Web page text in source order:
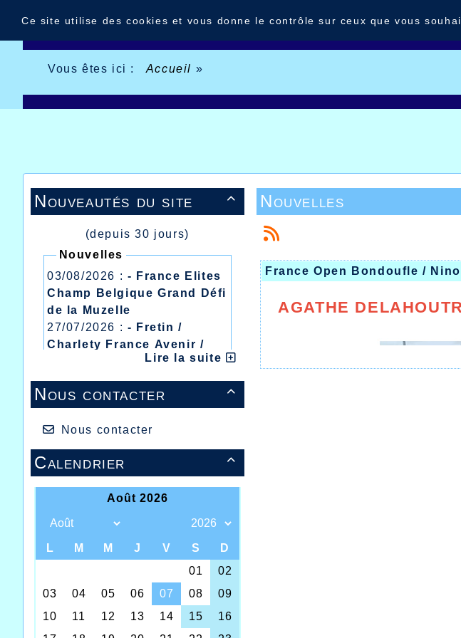
Vous êtes ici : Accueil »

Nouveautés du site
(depuis 30 jours)
Nouvelles
03/08/2026 : - France Elites
Champ Belgique Grand Défi
de la Muzelle
27/07/2026 : - Fretin /
Charlety France Avenir /
Heusden Zolder
20/07/2026 :- Courtrai /
Mont des Cats
Meeting Abeilles /
Régionaux /
Lire la suite

Nous contacter
Nous contacter

Calendrier
Nouvelles
France Open Bondoufle /
AGATHE
Ce site utilise des cookies et vous donne le contrôle sur ceux que vous